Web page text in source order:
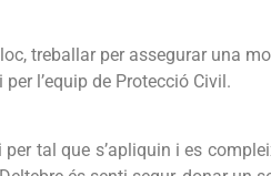
treballar per assegurar una
l’equip de Protecció Civil.
tal que s’apliquin i es